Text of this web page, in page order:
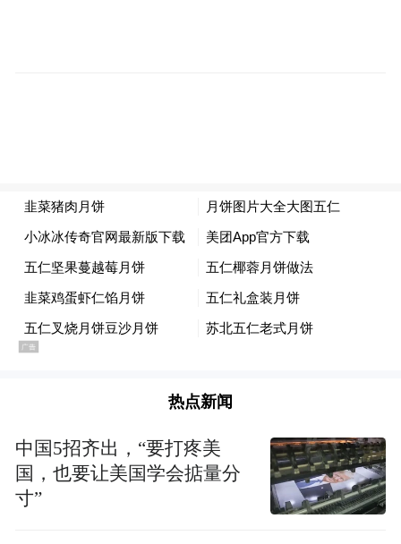
月饼吗？那就来尝尝韭菜月饼吧！颜色翠
绿，青黄相间，闻一下沁人心脾，咬一口唇
齿留香。
有一些有“远见”的网友借此发表预见性意
见：我觉得五仁月饼可以松一口气了！
@刘海宁刘先生很无聊：吓死了，继韭菜月
饼之后，还有梅菜扣肉、金嗓子、菊花普
洱、鲜肉榨菜馅的月饼。
热点新闻
中国5招齐出，“要打疼美
国，也要让美国学会掂量分
寸”